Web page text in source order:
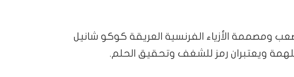
صعب ومصممة الأزياء الفرنسية العريقة كوكو شانيل
ملهمة ويعتبران رمز للشغف وتحقيق الحلم.